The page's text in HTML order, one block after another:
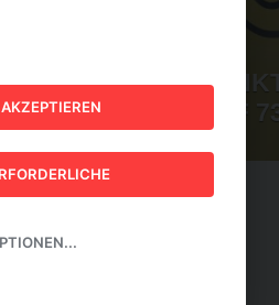
- AUTOMATION
2026
LEICHT